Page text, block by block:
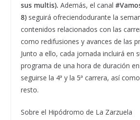
sus multis). Además, el canal
8) seguirá ofreciendodurante la
contenidos relacionados con las
como redifusiones y avances de las
Junto a ello, cada jornada incluirá en
programa de una hora de duración
seguirse la 4ª y la 5ª carrera, así
resto.
Sobre el Hipódromo de La Zarzuela